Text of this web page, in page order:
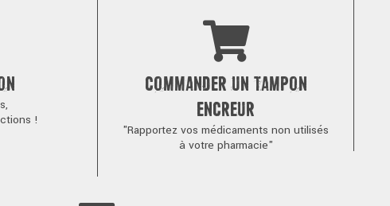
!
COMMANDER UN TAMPON
ENCREUR
"Rapportez vos médicaments non utilisés
à votre pharmacie"